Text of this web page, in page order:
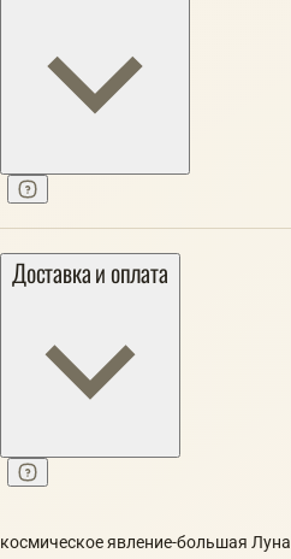
Доставка и оплата
космическое явление-большая Луна